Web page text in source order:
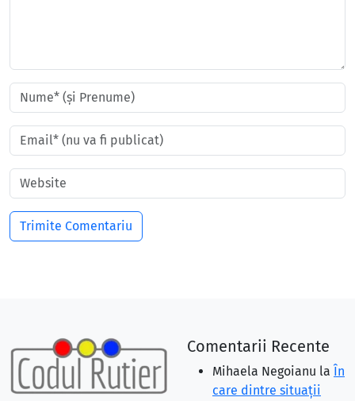
Comentarii Recente
Mihaela Negoianu la În
care dintre situaţii